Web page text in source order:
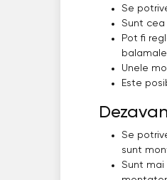
Se
Sunt cea
Pot fi
balamale
Unele
Este
Se
sunt
Sunt